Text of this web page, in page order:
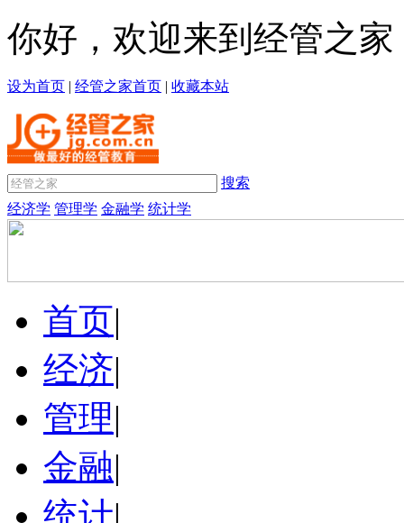
你好，欢迎来到经管之家
设为首页 | 经管之家首页 | 收藏本站
搜索
经济学 管理学 金融学 统计学
首页|
经济|
管理|
金融|